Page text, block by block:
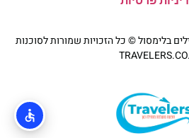
בלימסול © כל הזכויות שמורות לסוכנות